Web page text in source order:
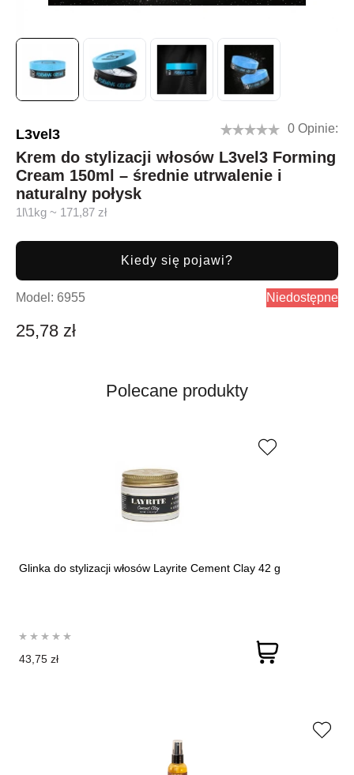
L3vel3 0 Opinie:
Krem do stylizacji włosów L3vel3 Forming
Cream 150ml – średnie utrwalenie i
naturalny połysk
Niedostępne
Model: 6955
25,78 zł
1l\1kg ~ 171,87 zł
Kiedy się pojawi?
Polecane produkty
Glinka do stylizacji włosów Layrite Cement Clay 42 g
43,75 zł